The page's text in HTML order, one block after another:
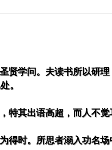
贤学问。夫读书所以研
。
特其出语高超，而人不觉
时。所思者溺入功名场